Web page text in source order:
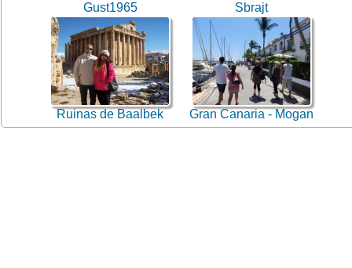
Gust1965
Ruinas de Baalbek
Sbrajt
Gran Canaria - Mogan